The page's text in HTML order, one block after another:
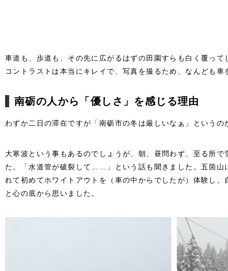
車道も、歩道も、その先に広がるはずの田園すらも白く覆っ
コントラストは本当にキレイで、写真を撮るため、なんども
南砺の人から「優しさ」を感じる理由
わずか二日の滞在ですが「南砺市の冬は厳しいなぁ」という
大寒波という事もあるのでしょうが、朝、昼問わず、至る所
た。「水道管が破裂して……」という話も聞きました。五箇山
れて初めてホワイトアウトを（車の中からでしたが）体験し
と心の底から思いました。